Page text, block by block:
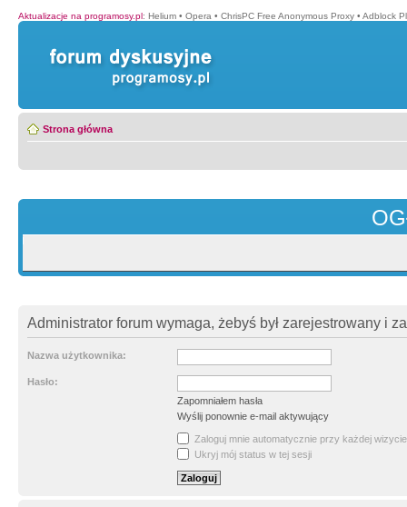
Aktualizacje na programosy.pl: Helium • Opera • ChrisPC Free Anonymous Proxy • Adblock
Strona główna
Administrator forum wymaga, żebyś był zarejestrowany i
Nazwa użytkownika:
Hasło:
Zapomniałem hasła
Wyślij ponownie e-mail aktywujący
Zaloguj mnie automatycznie przy każdej wizycie
Ukryj mój status w tej sesji